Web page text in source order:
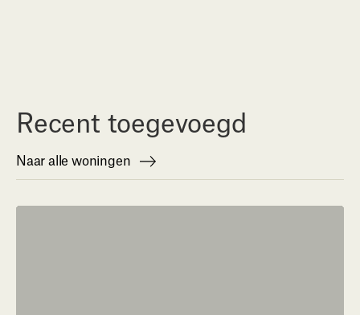
Recent toegevoegd
Naar alle woningen
Naar alle woningen